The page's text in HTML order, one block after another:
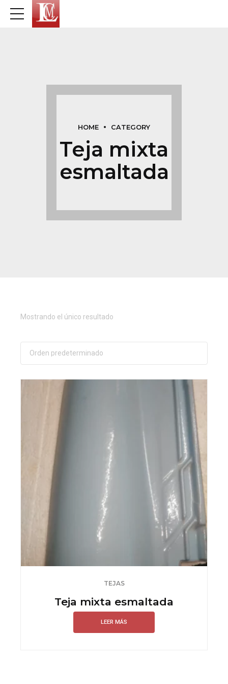
HOME CATEGORY
Teja mixta
esmaltada
Mostrando el único resultado
TEJAS
Teja mixta esmaltada
LEER MÁS